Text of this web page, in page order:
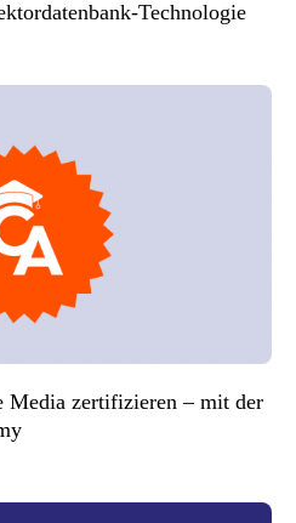
Technologie
Media zertifizieren – mit der